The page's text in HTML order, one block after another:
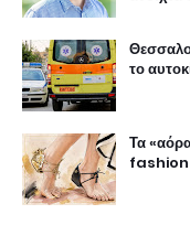
το
Τα
fashion